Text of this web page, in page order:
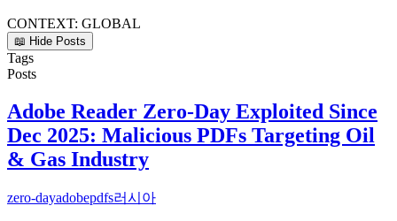
CONTEXT: GLOBAL
📖 Hide Posts
Tags
Posts
Adobe Reader Zero-Day Exploited Since
Dec 2025: Malicious PDFs Targeting Oil
& Gas Industry
zero-dayadobepdfs러시아